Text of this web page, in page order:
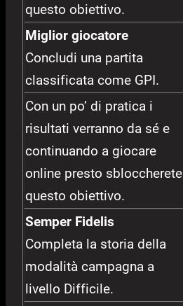
questo obiettivo.
Miglior giocatore
Concludi una partita
classificata come GPI.
Con un po’ di pratica i
risultati verranno da sé e
continuando a giocare
online presto sbloccherete
questo obiettivo.
Semper Fidelis
Completa la storia della
modalità campagna a
livello Difficile.